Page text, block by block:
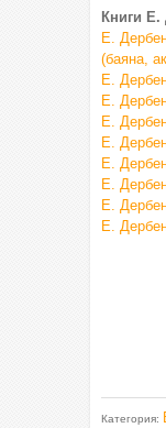
Книги Е.
Е.
(баяна,
Е.
Е.
Е.
Е.
Е.
Е.
Е.
Е.
Категория: